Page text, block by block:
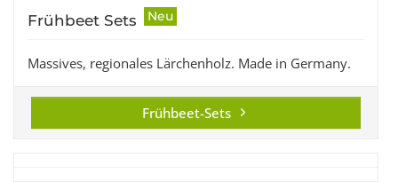
Frühbeet Sets Neu
Massives, regionales Lärchenholz. Made in Germany.
Frühbeet-Sets